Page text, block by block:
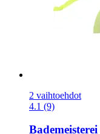
2 vaihtoehdot
4.1 (9)
Bademeisterei